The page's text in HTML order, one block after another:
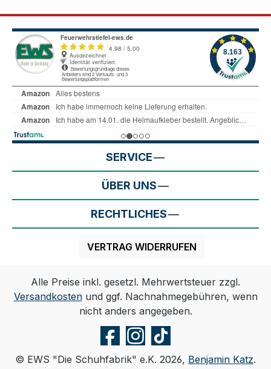
SERVICE
ÜBER UNS
RECHTLICHES
VERTRAG WIDERRUFEN
Alle Preise inkl. gesetzl. Mehrwertsteuer zzgl.
Versandkostenund ggf. Nachnahmegebühren, wenn
nicht anders angegeben.
© EWS "Die Schuhfabrik" e.K. 2026, Benjamin Katz.